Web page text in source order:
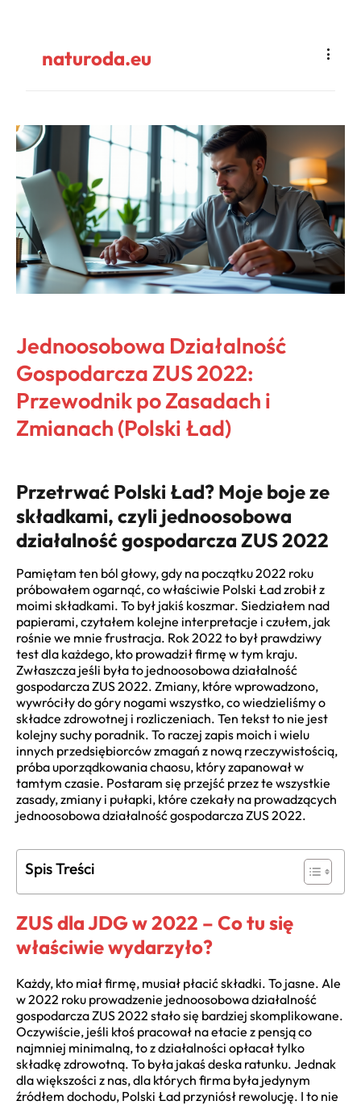
naturoda.eu
Jednoosobowa Działalność
Gospodarcza ZUS 2022:
Przewodnik po Zasadach i
Zmianach (Polski Ład)
Przetrwać Polski Ład? Moje boje ze
składkami, czyli jednoosobowa
działalność gospodarcza ZUS 2022
Pamiętam ten ból głowy, gdy na początku 2022 roku
próbowałem ogarnąć, co właściwie Polski Ład zrobił z
moimi składkami. To był jakiś koszmar. Siedziałem nad
papierami, czytałem kolejne interpretacje i czułem, jak
rośnie we mnie frustracja. Rok 2022 to był prawdziwy
test dla każdego, kto prowadził firmę w tym kraju.
Zwłaszcza jeśli była to jednoosobowa działalność
gospodarcza ZUS 2022. Zmiany, które wprowadzono,
wywróciły do góry nogami wszystko, co wiedzieliśmy o
składce zdrowotnej i rozliczeniach. Ten tekst to nie jest
kolejny suchy poradnik. To raczej zapis moich i wielu
innych przedsiębiorców zmagań z nową rzeczywistością,
próba uporządkowania chaosu, który zapanował w
tamtym czasie. Postaram się przejść przez te wszystkie
zasady, zmiany i pułapki, które czekały na prowadzących
jednoosobowa działalność gospodarcza ZUS 2022.
Spis Treści
ZUS dla JDG w 2022 – Co tu się
właściwie wydarzyło?
Każdy, kto miał firmę, musiał płacić składki. To jasne. Ale
w 2022 roku prowadzenie jednoosobowa działalność
gospodarcza ZUS 2022 stało się bardziej skomplikowane.
Oczywiście, jeśli ktoś pracował na etacie z pensją co
najmniej minimalną, to z działalności opłacał tylko
składkę zdrowotną. To była jakaś deska ratunku. Jednak
dla większości z nas, dla których firma była jedynym
źródłem dochodu, Polski Ład przyniósł rewolucję. I to nie